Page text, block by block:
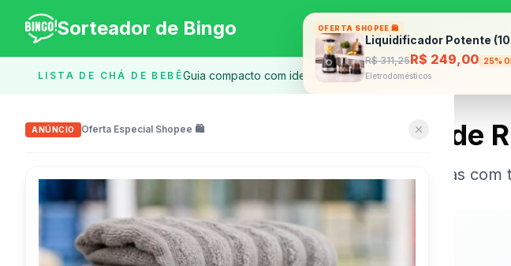
Sorteador de Bingo OFERTA SHOPEE 🛍️
Liquidificador Potente
R$ 311,25R$ 249,00 25%
Eletrodomésticos
LISTA DE CHÁ DE BEBÊGuia compacto com ideias e checklists para planejar o chá de
ANÚNCIO Oferta Especial Shopee 🛍️ Gerador de
Crie rifas personalizadas
Informações da Rifa